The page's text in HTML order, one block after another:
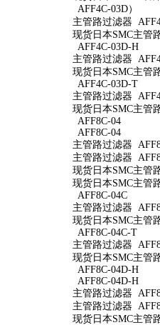
AFF4C-03D）
主管路过滤器
现货日本SMC主管
AFF4C-03D-H
主管路过滤器
现货日本SMC主管
AFF4C-03D-T
主管路过滤器
现货日本SMC主管
AFF8C-04
AFF8C-04
主管路过滤器
主管路过滤器
现货日本SMC主管
现货日本SMC主管
AFF8C-04C
主管路过滤器
现货日本SMC主管
AFF8C-04C-T
主管路过滤器
现货日本SMC主管
AFF8C-04D-H
AFF8C-04D-H
主管路过滤器
主管路过滤器
现货日本SMC主管